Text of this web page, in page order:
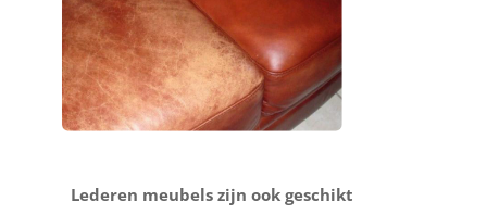
Lederen meubels zijn ook geschikt